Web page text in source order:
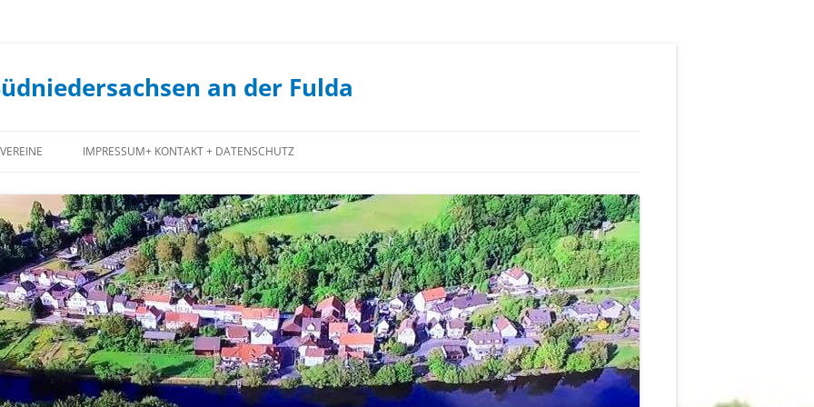
an der Fulda
VEREINE
JUGENDCLUB
JAGDGENOSSENSCHAFT
FORSTGENOSSENSCHAFT
SPIEKERSHAUSEN
1. STAUFENBERGER ANGELVEREIN
IMPRESSUM+ KONTAKT + DATENSCHUTZ